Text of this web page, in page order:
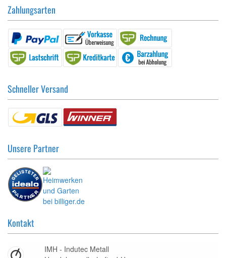
Zahlungsarten
Schneller Versand
Unsere Partner
Kontakt
IMH - Indutec Metall